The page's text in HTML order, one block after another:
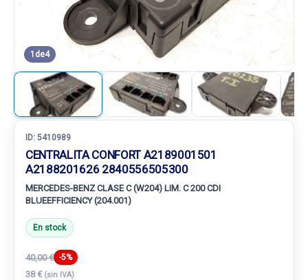
1 de4
ID: 5410989
CENTRALITA CONFORT A2189001501
A2188201626 2840556505300
MERCEDES-BENZ CLASE C (W204) LIM. C 200 CDI
BLUEEFFICIENCY (204.001)
En stock
40,00 € -5%
38 € (sin IVA)